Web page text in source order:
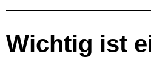
Wichtig ist